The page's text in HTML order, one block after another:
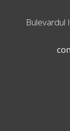
Bulevardul